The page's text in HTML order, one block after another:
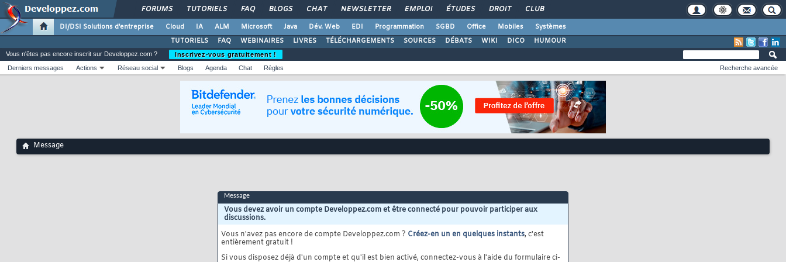
FORUMS TUTORIELS FAQ BLOGS CHAT NEWSLETTER EMPLOI ÉTUDES DROIT CLUB
DI/DSI Solutions d'entreprise Cloud IA ALM Microsoft Java Dév. Web EDI Programmation SGBD Office Mobiles
Systèmes
TUTORIELS
FAQ WEBINAIRES LIVRES TÉLÉCHARGEMENTS SOURCES DÉBATS WIKI DICO HUMOUR
Vous n'êtes pas encore inscrit sur Developpez.com ?
Inscrivez-vous gratuitement !
Derniers messages
Actions Réseau social Blogs Agenda Chat Règles Recherche avancée
Message
Message
Vous devez avoir un compte Developpez.com et être connecté pour pouvoir participer aux
discussions.
Vous n'avez pas encore de compte Developpez.com ? Créez-en un en quelques instants, c'est
entièrement gratuit !
Si vous disposez déjà d'un compte et qu'il est bien activé, connectez-vous à l'aide du formulaire ci-